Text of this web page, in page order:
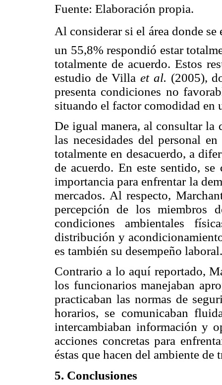
Fuente: Elaboración propia.
Al considerar si el área donde
un 55,8% respondió estar
totalmente de acuerdo. Estos
estudio de Villaet al. (2005),
presenta condiciones no
situando el factor comodidad en
De igual manera, al consultar la
las necesidades del personal
totalmente en desacuerdo, a
de acuerdo. En este sentido,
importancia para enfrentar la
mercados. Al respecto,
percepción de los miembros
condiciones ambientales
distribución y
es también su desempeño laboral.
Contrario a lo aquí reportado,
los funcionarios manejaban
practicaban las normas de
horarios, se comunicaban
intercambiaban información y
acciones concretas para
éstas que hacen del ambiente
5. Conclusiones